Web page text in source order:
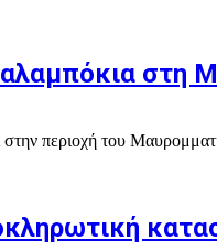
στη
στην περιοχή του